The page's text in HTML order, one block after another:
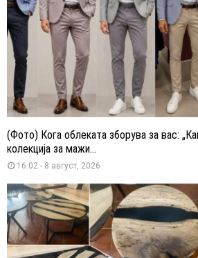
(Фото) Кога облеката зборува за вас:
колекција за мажи...
16:02 - 8 август, 2026